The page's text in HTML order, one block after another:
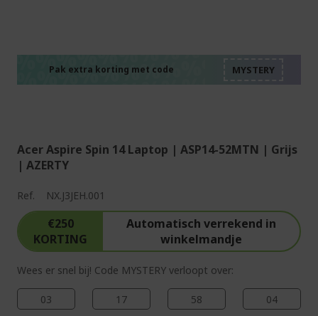
Pak extra korting met code
Acer Aspire Spin 14 Laptop | ASP14-52MTN | Grijs
| AZERTY
Ref. NX.J3JEH.001
€250
KORTING
Automatisch verrekend in
winkelmandje
Wees er snel bij! Code MYSTERY verloopt over:
03 17 58 03